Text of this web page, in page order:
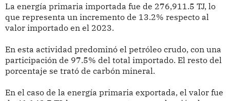
La energía primaria importada fue de 276,911.5 TJ, lo
que representa un incremento de 13.2% respecto al
valor importado en el 2023.
En esta actividad predominó el petróleo crudo, con una
participación de 97.5% del total importado. El resto del
porcentaje se trató de carbón mineral.
En el caso de la energía primaria exportada, el valor fue